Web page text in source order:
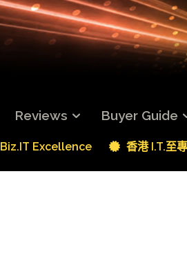
Reviews Buyer Guide
Biz.IT Excellence 香港 I.T.至